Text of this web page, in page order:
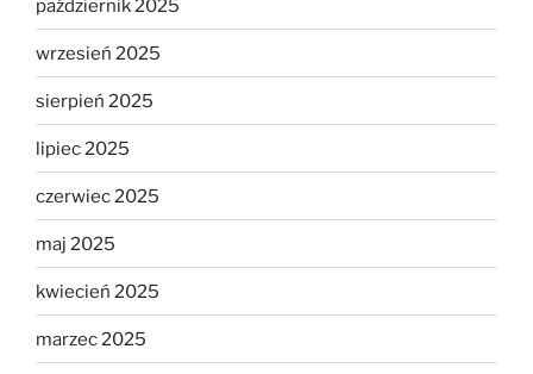
październik 2025
wrzesień 2025
sierpień 2025
lipiec 2025
czerwiec 2025
maj 2025
kwiecień 2025
marzec 2025